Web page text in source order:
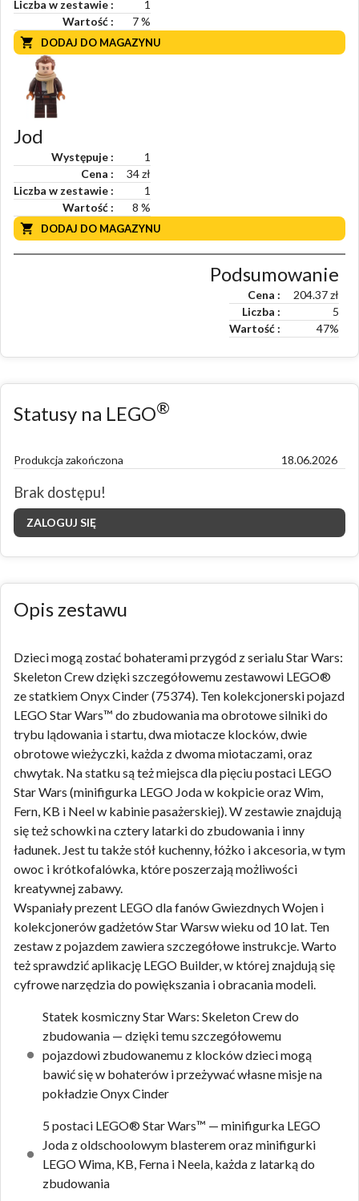
Liczba w zestawie
1
Wartość
7%
DODAJ DO MAGAZYNU
Jod
Występuje
1
Cena
34 zł
Liczba w zestawie
1
Wartość
8 %
DODAJ DO MAGAZYNU
Podsumowanie
Cena 204.37zł
Liczba
5
Wartość
47%
Statusy na LEGO®
Produkcja zakończona 18.06.2026
Brak dostępu!
ZALOGUJ SIĘ
Opis zestawu
Dzieci mogą zostać bohaterami przygód z serialu Star Wars:
Skeleton Crew dzięki szczegółowemu zestawowi LEGO®
ze statkiem Onyx Cinder (75374). Ten kolekcjonerski pojazd
LEGO Star Wars™ do zbudowania ma obrotowe silniki do
trybu lądowania i startu, dwa miotacze klocków, dwie
obrotowe wieżyczki, każda z dwoma miotaczami, oraz
chwytak. Na statku są też miejsca dla pięciu postaci LEGO
Star Wars (minifigurka LEGO Joda w kokpicie oraz Wim,
Fern, KB i Neel w kabinie pasażerskiej). W zestawie znajdują
się też schowki na cztery latarki do zbudowania i inny
ładunek. Jest tu także stół kuchenny, łóżko i akcesoria, w tym
owoc i krótkofalówka, które poszerzają możliwości
kreatywnej zabawy.
Wspaniały prezent LEGO dla fanów Gwiezdnych Wojen i
kolekcjonerów gadżetów Star Warsw wieku od 10 lat. Ten
zestaw z pojazdem zawiera szczegółowe instrukcje. Warto
też sprawdzić aplikację LEGO Builder, w której znajdują się
cyfrowe narzędzia do powiększania i obracania modeli.
Statek kosmiczny Star Wars: Skeleton Crew do
zbudowania — dzięki temu szczegółowemu
pojazdowi zbudowanemu z klocków dzieci mogą
bawić się w bohaterów i przeżywać własne misje na
pokładzie Onyx Cinder
5 postaci LEGO® Star Wars™ — minifigurka LEGO
Joda z oldschoolowym blasterem oraz minifigurki
LEGO Wima, KB, Ferna i Neela, każda z latarką do
zbudowania